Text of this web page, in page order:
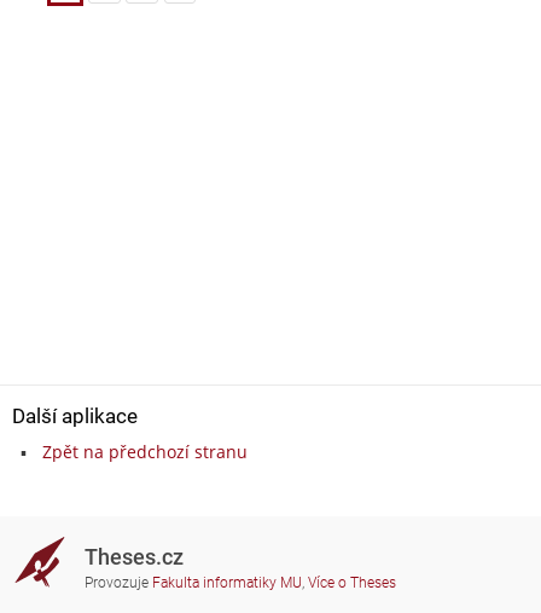
Další aplikace
Zpět na předchozí stranu
Theses.cz
Provozuje Fakulta informatiky MU, Více o Theses